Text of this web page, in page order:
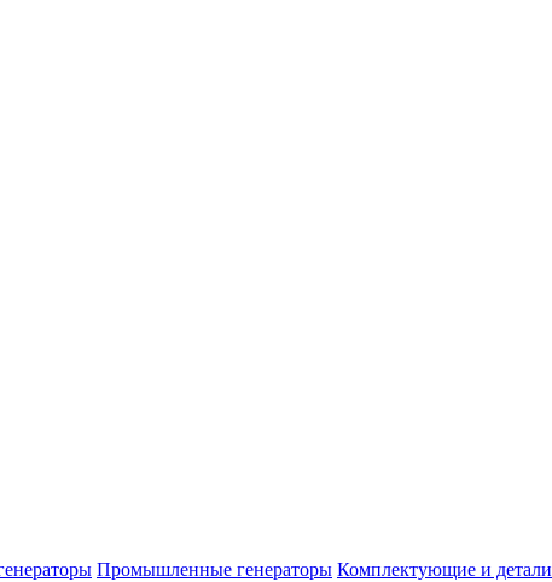
Промышленные генераторы Комплектующие и детали